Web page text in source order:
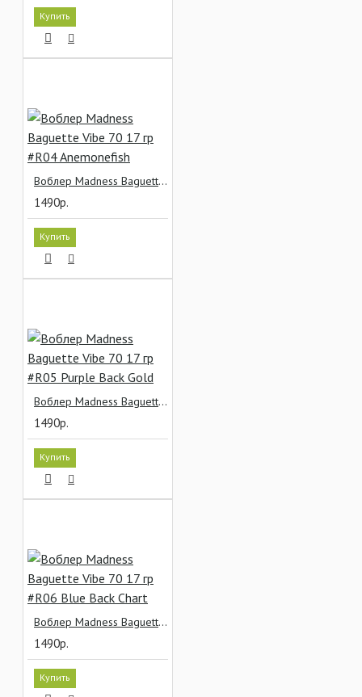
Купить
Воблер Madness Baguette Vibe 70 17 гр #R04 Anemonefish
1490р.
Купить
Воблер Madness Baguette Vibe 70 17 гр #R05 Purple Back Gold
1490р.
Купить
Воблер Madness Baguette Vibe 70 17 гр #R06 Blue Back Chart
1490р.
Купить